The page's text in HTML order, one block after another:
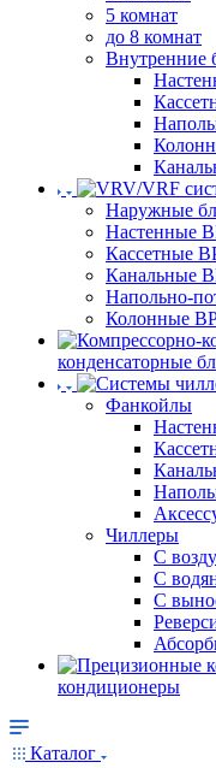
5 комнат
до 8 комнат
Внутренние
Наружные
Настенные
Кассетные
Канальные
Напольно-
Колонные
конденсаторные
Фанкойлы
Чиллеры
С
С
С
кондиционеры
Каталог